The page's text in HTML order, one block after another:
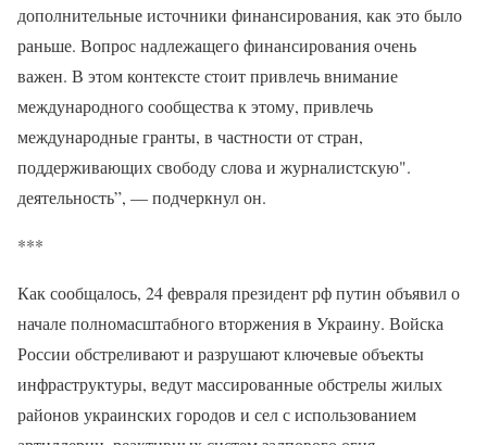
дополнительные источники финансирования, как это было
раньше. Вопрос надлежащего финансирования очень
важен. В этом контексте стоит привлечь внимание
международного сообщества к этому, привлечь
международные гранты, в частности от стран,
поддерживающих свободу слова и журналистскую".
деятельность”, — подчеркнул он.
***
Как сообщалось, 24 февраля президент рф путин объявил о
начале полномасштабного вторжения в Украину. Войска
России обстреливают и разрушают ключевые объекты
инфраструктуры, ведут массированные обстрелы жилых
районов украинских городов и сел с использованием